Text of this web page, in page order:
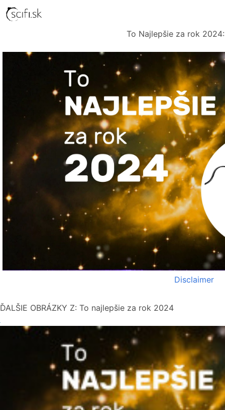
To Najlepšie za rok
Disclaimer
ĎALŠIE OBRÁZKY Z: To najlepšie za rok 2024